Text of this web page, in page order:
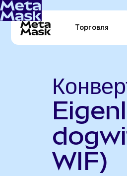
Торговля
WIF)